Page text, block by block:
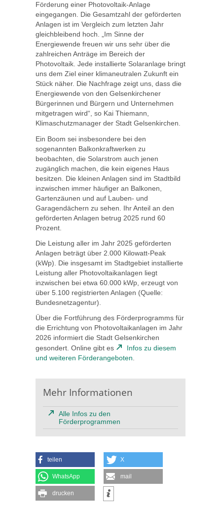
Förderung einer Photovoltaik-Anlage
eingegangen. Die Gesamtzahl der geförderten
Anlagen ist im Vergleich zum letzten Jahr
gleichbleibend hoch. „Im Sinne der
Energiewende freuen wir uns sehr über die
zahlreichen Anträge im Bereich der
Photovoltaik. Jede installierte Solaranlage bringt
uns dem Ziel einer klimaneutralen Zukunft ein
Stück näher. Die Nachfrage zeigt uns, dass die
Energiewende von den Gelsenkirchener
Bürgerinnen und Bürgern und Unternehmen
mitgetragen wird“, so Kai Thiemann,
Klimaschutzmanager der Stadt Gelsenkirchen.
Ein Boom sei insbesondere bei den
sogenannten Balkonkraftwerken zu
beobachten, die Solarstrom auch jenen
zugänglich machen, die kein eigenes Haus
besitzen. Die kleinen Anlagen sind im Stadtbild
inzwischen immer häufiger an Balkonen,
Gartenzäunen und auf Lauben- und
Garagendächern zu sehen. Ihr Anteil an den
geförderten Anlagen betrug 2025 rund 60
Prozent.
Die Leistung aller im Jahr 2025 geförderten
Anlagen beträgt über 2.000 Kilowatt-Peak
(kWp). Die insgesamt im Stadtgebiet installierte
Leistung aller Photovoltaikanlagen liegt
inzwischen bei etwa 60.000 kWp, erzeugt von
über 5.100 registrierten Anlagen (Quelle:
Bundesnetzagentur).
Über die Fortführung des Förderprogramms für
die Errichtung von Photovoltaikanlagen im Jahr
2026 informiert die Stadt Gelsenkirchen
gesondert. Online gibt es
Infos zu diesem
und weiteren Förderangeboten
Mehr Informationen
Alle Infos zu den
Förderprogrammen
teilen X
WhatsApp mail
drucken